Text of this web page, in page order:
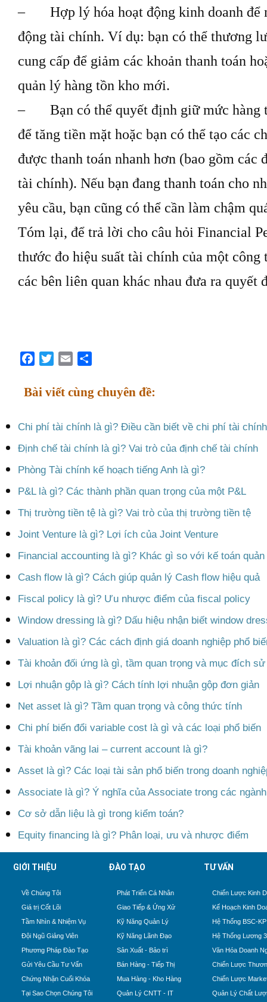
– Hợp lý hóa hoạt động kinh doanh để
động tài chính. Ví dụ: bạn có thể thương
cung cấp để giảm các khoản thanh toán
quản lý hàng tồn kho mới.
– Bạn có thể quyết định giữ mức hàng
để tăng tiền mặt hoặc bạn có thể tạo các
được thanh toán nhanh hơn (bao gồm
tài chính). Nếu bạn đang thanh toán cho
yêu cầu, bạn cũng có thể cần làm chậm
Tóm lại, để trả lời cho câu hỏi Financial
thước đo hiệu suất tài chính của một công
các bên liên quan khác nhau đưa ra quyết
Facebook
TwitterEmail
Bài viết cùng chuyên đề:
Chi phí tài chính là gì? Điều cần biết về chi phí tài chính
Định chế tài chính là gì? Vai trò của định chế tài chính
Phòng Tài chính kế hoạch tiếng Anh là gì?
P&L là gì? Các thành phần quan trọng của một P&L
Thị trường tiền tệ là gì? Vai trò của thị trường tiền tệ
Joint Venture là gì? Lợi ích của Joint Venture
Financial accounting là gì? Khác gì so với kế toán
Cash flow là gì? Cách giúp quản lý Cash flow hiệu quả
Fiscal policy là gì? Ưu nhược điểm của fiscal policy
Window dressing là gì? Dấu hiệu nhận biết window
Valuation là gì? Các cách định giá doanh nghiệp phổ
Tài khoản đối ứng là gì, tầm quan trọng và mục đích sử
Lợi nhuận gộp là gì? Cách tính lợi nhuận gộp đơn giản
Net asset là gì? Tầm quan trọng và công thức tính
Chi phí biến đổi variable cost là gì và các loại phổ biến
Tài khoản vãng lai – current account là gì?
Asset là gì? Các loại tài sản phổ biến trong doanh
Associate là gì? Ý nghĩa của Associate trong các
Cơ sở dẫn liệu là gì trong kiểm toán?
Equity financing là gì? Phân loại, ưu và nhược điểm
GIỚI THIỆU
Về Chúng Tôi
Giá trị Cốt Lõi
Tầm Nhìn & Nhiệm Vụ
Đội Ngũ Giảng Viên
Phương Pháp Đào Tạo
Gửi Yêu Cầu Tư Vấn
Chứng Nhận Cuối Khóa
Tại Sao Chọn Chúng Tôi
ĐÀO TẠO
Phát Triển Cá Nhân
Giao Tiếp & Ứng Xử
Kỹ Năng Quản Lý
Kỹ Năng Lãnh Đạo
Sản Xuất - Bảo trì
Bán Hàng - Tiếp Thị
Mua Hàng - Kho Hàng
Quản Lý CNTT - IT
TƯ VẤN
Chiến Lược Kinh
Kế Hoạch Kinh
Hệ Thống BSC-
Hệ Thống Lương
Văn Hóa Doanh
Chiến Lược
Chiến Lược
Quản Lý Chất